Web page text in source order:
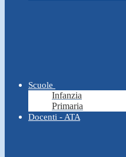
Scuole
Infanzia
Primaria
Docenti - ATA